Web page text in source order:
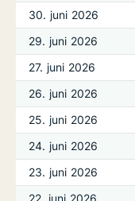
30. juni 2026
29. juni 2026
27. juni 2026
26. juni 2026
25. juni 2026
24. juni 2026
23. juni 2026
22. juni 2026